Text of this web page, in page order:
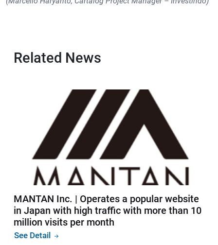
Related News
MANTAN Inc. | Operates a popular website
in Japan with high traffic with more than 10
million visits per month
See Detail